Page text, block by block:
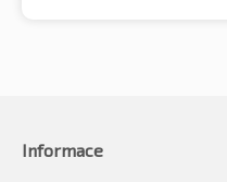
Informace